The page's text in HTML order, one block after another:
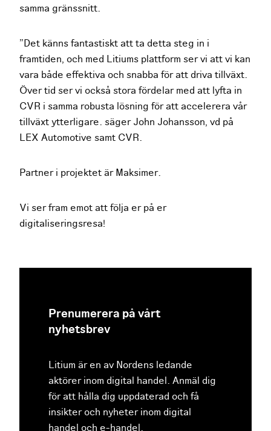
samma gränssnitt.
”Det känns fantastiskt att ta detta steg in i
framtiden, och med Litiums plattform ser vi att vi kan
vara både effektiva och snabba för att driva tillväxt.
Över tid ser vi också stora fördelar med att lyfta in
CVR i samma robusta lösning för att accelerera vår
tillväxt ytterligare. säger John Johansson, vd på
LEX Automotive samt CVR.
Partner i projektet är Maksimer.
Vi ser fram emot att följa er på er
digitaliseringsresa!
Prenumerera på vårt
nyhetsbrev
Litium är en av Nordens ledande
aktörer inom digital handel. Anmäl dig
för att hålla dig uppdaterad och få
insikter och nyheter inom digital
handel och e-handel.